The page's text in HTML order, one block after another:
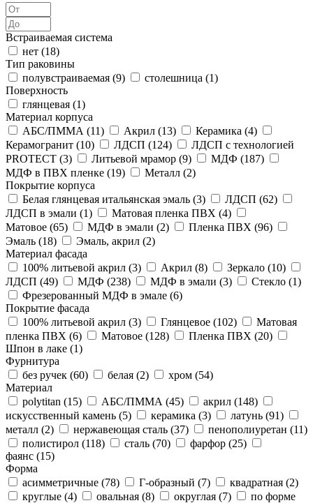
Встраиваемая система
нет (18)
Тип раковины
полувстраиваемая (9) столешница (1)
Поверхность
глянцевая (1)
Материал корпуса
АБС/ПММА (11) Акрил (13) Керамика (4)
Керамогранит (10) ЛДСП (124)
ЛДСП с технологией
PROTECT (3) Литьевой мрамор (9) МДФ (187)
МДФ в ПВХ пленке (19) Металл (2)
Покрытие корпуса
Белая глянцевая итальянская эмаль (3) ЛДСП (62)
ЛДСП в эмали (1) Матовая пленка ПВХ (4)
Матовое (65) МДФ в эмали (2) Пленка ПВХ (96)
Эмаль (18) Эмаль, акрил (2)
Материал фасада
100% литьевой акрил (3) Акрил (8) Зеркало (10)
ЛДСП (49) МДФ (238) МДФ в эмали (3) Стекло (1)
Фрезерованный МДФ в эмале (6)
Покрытие фасада
100% литьевой акрил (3) Глянцевое (102)
Матовая
пленка ПВХ (6) Матовое (128) Пленка ПВХ (20)
Шпон в лаке (1)
Фурнитура
без ручек (60) белая (2) хром (54)
Материал
polytitan (15) АБС/ПММА (45) акрил (148)
искусственный камень (5) керамика (3) латунь (91)
металл (2) нержавеющая сталь (37) пенополиуретан (11)
полистирол (118) сталь (70) фарфор (25)
фаянс (15)
Форма
асимметричные (78) Г-образный (7) квадратная (2)
круглые (4) овальная (8) округлая (7)
по форме